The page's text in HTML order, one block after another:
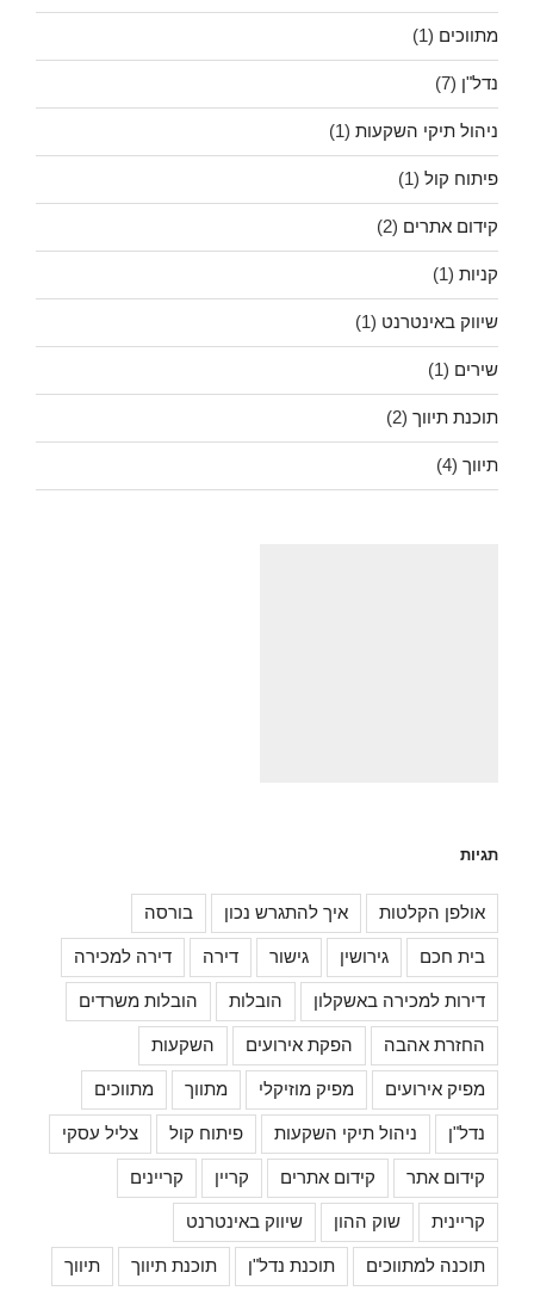
מתווכים (1)
נדל"ן (7)
ניהול תיקי השקעות (1)
פיתוח קול (1)
קידום אתרים (2)
קניות (1)
שיווק באינטרנט (1)
שירים (1)
תוכנת תיווך (2)
תיווך (4)
תגיות
אולפן הקלטות איך להתגרש נכון בורסה
בית חכם גירושין גישור דירה דירה למכירה
דירות למכירה באשקלון הובלות הובלות משרדים
החזרת אהבה הפקת אירועים השקעות
מפיק אירועים מפיק מוזיקלי מתווך מתווכים
נדל"ן ניהול תיקי השקעות פיתוח קול צליל עסקי
קידום אתר קידום אתרים קריין קריינים
קריינית שוק ההון שיווק באינטרנט
תוכנה למתווכים תוכנת נדל"ן תוכנת תיווך תיווך